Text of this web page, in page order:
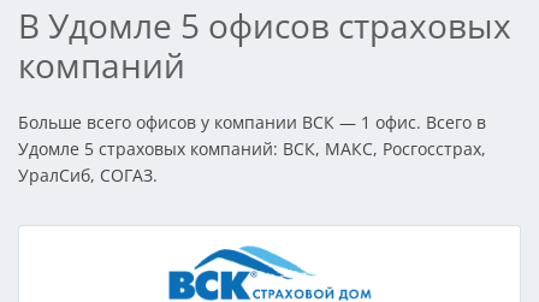
В Удомле 5 офисов страховых
компаний
Больше всего офисов у компании ВСК — 1 офис. Всего в
Удомле 5 страховых компаний: ВСК, МАКС, Росгосстрах,
УралСиб, СОГАЗ.